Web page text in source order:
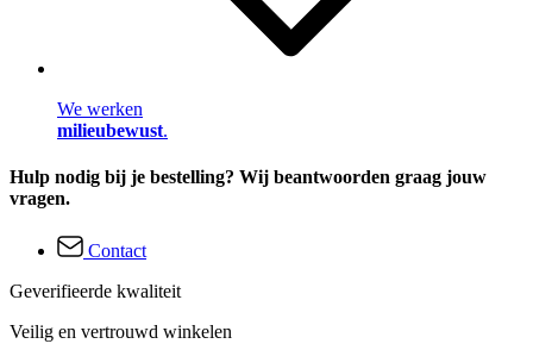
We werken
milieubewust.
Hulp nodig bij je bestelling? Wij beantwoorden graag jouw
vragen.
Contact
Geverifieerde kwaliteit
Veilig en vertrouwd winkelen